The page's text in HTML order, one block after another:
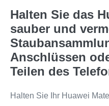
Halten Sie das
sauber und
Anschlüssen
Teilen des
Halten Sie Ihr Huawei